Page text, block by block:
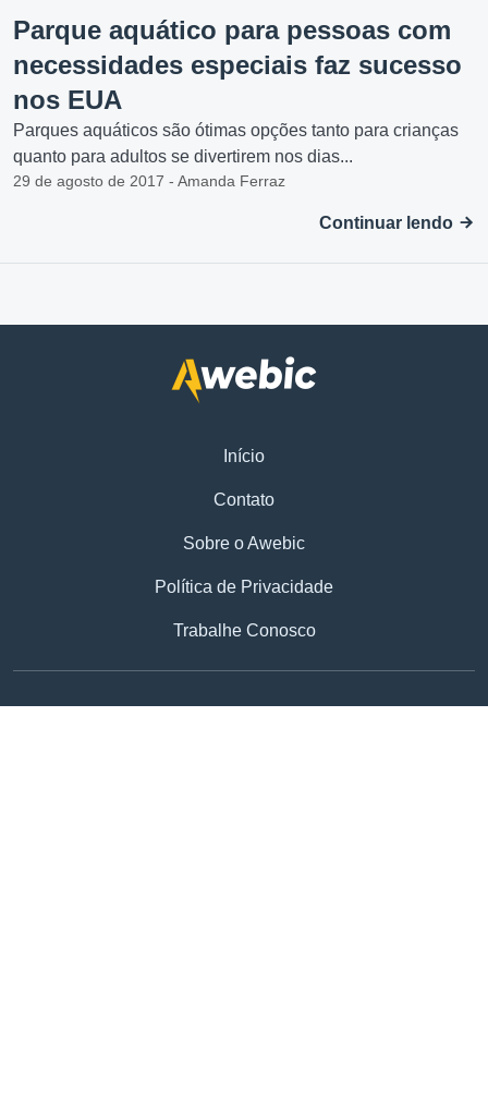
Parque aquático para pessoas com
necessidades especiais faz sucesso
nos EUA
Parques aquáticos são ótimas opções tanto para crianças
quanto para adultos se divertirem nos dias...
29 de agosto de 2017 - Amanda Ferraz
Continuar lendo
Início
Contato
Sobre o Awebic
Política de Privacidade
Trabalhe Conosco